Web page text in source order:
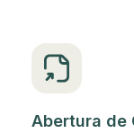
Abertura de